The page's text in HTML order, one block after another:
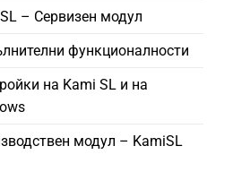
– Сервизен модул
функционалности
на Kami SL и на
модул – KamiSL